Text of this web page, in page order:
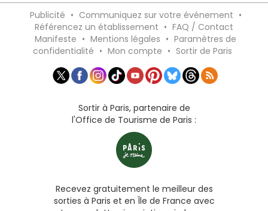
Publicité • Communiquez sur votre événement •
Référencez un établissement • FAQ / Contact
Manifeste • Mentions légales • Paramètres de
confidentialité • Mon compte • Sortir de Paris
Sortir à Paris, partenaire de
l'Office de Tourisme de Paris :
Recevez gratuitement le meilleur des
sorties à Paris et en Île de France avec